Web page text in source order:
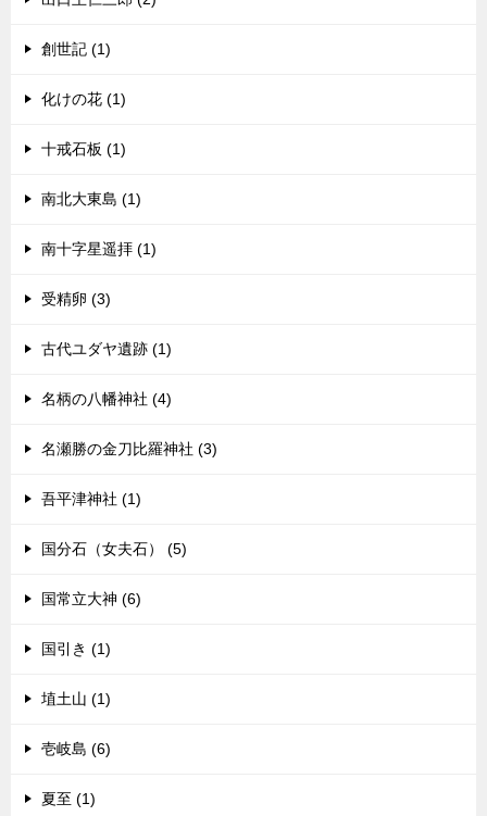
創世記 (1)
化けの花 (1)
十戒石板 (1)
南北大東島 (1)
南十字星遥拝 (1)
受精卵 (3)
古代ユダヤ遺跡 (1)
名柄の八幡神社 (4)
名瀬勝の金刀比羅神社 (3)
吾平津神社 (1)
国分石（女夫石） (5)
国常立大神 (6)
国引き (1)
埴土山 (1)
壱岐島 (6)
夏至 (1)